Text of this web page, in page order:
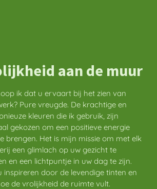
aan de muur
ik dat u ervaart bij het zien van
Pure vreugde. De krachtige en
kleuren die ik gebruik, zijn
gekozen om een positieve energie
brengen. Het is mijn missie om met elk
een glimlach op uw gezicht te
en een lichtpuntje in uw dag te zijn.
inspireren door de levendige tinten en
de vrolijkheid de ruimte vult.